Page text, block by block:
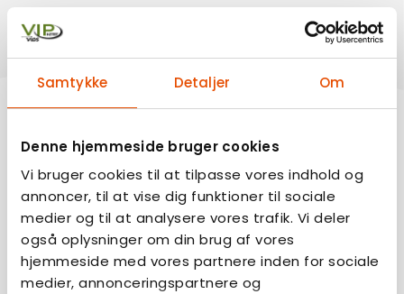
Samtykke Detaljer Om
Denne hjemmeside bruger cookies
Vi bruger cookies til at tilpasse vores indhold og
annoncer, til at vise dig funktioner til sociale
medier og til at analysere vores trafik. Vi deler
også oplysninger om din brug af vores
hjemmeside med vores partnere inden for sociale
medier, annonceringspartnere og